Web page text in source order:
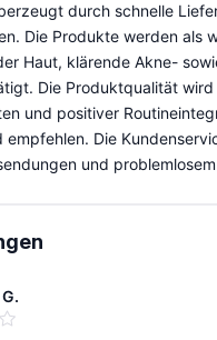
durch schnelle
Die Produkte werden als
Haut, klärende Akne-
Die Produktqualität
und positiver
empfehlen. Die
und
von 5